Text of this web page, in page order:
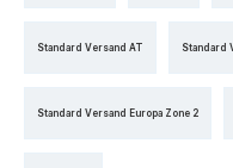
Standard Versand AT Standard
Standard Versand Europa Zone 2